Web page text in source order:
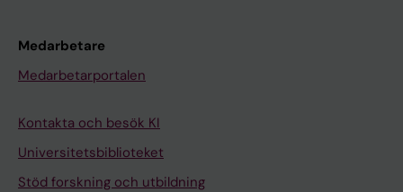
Medarbetare
Medarbetarportalen
Kontakta och besök KI
Universitetsbiblioteket
Stöd forskning och utbildning